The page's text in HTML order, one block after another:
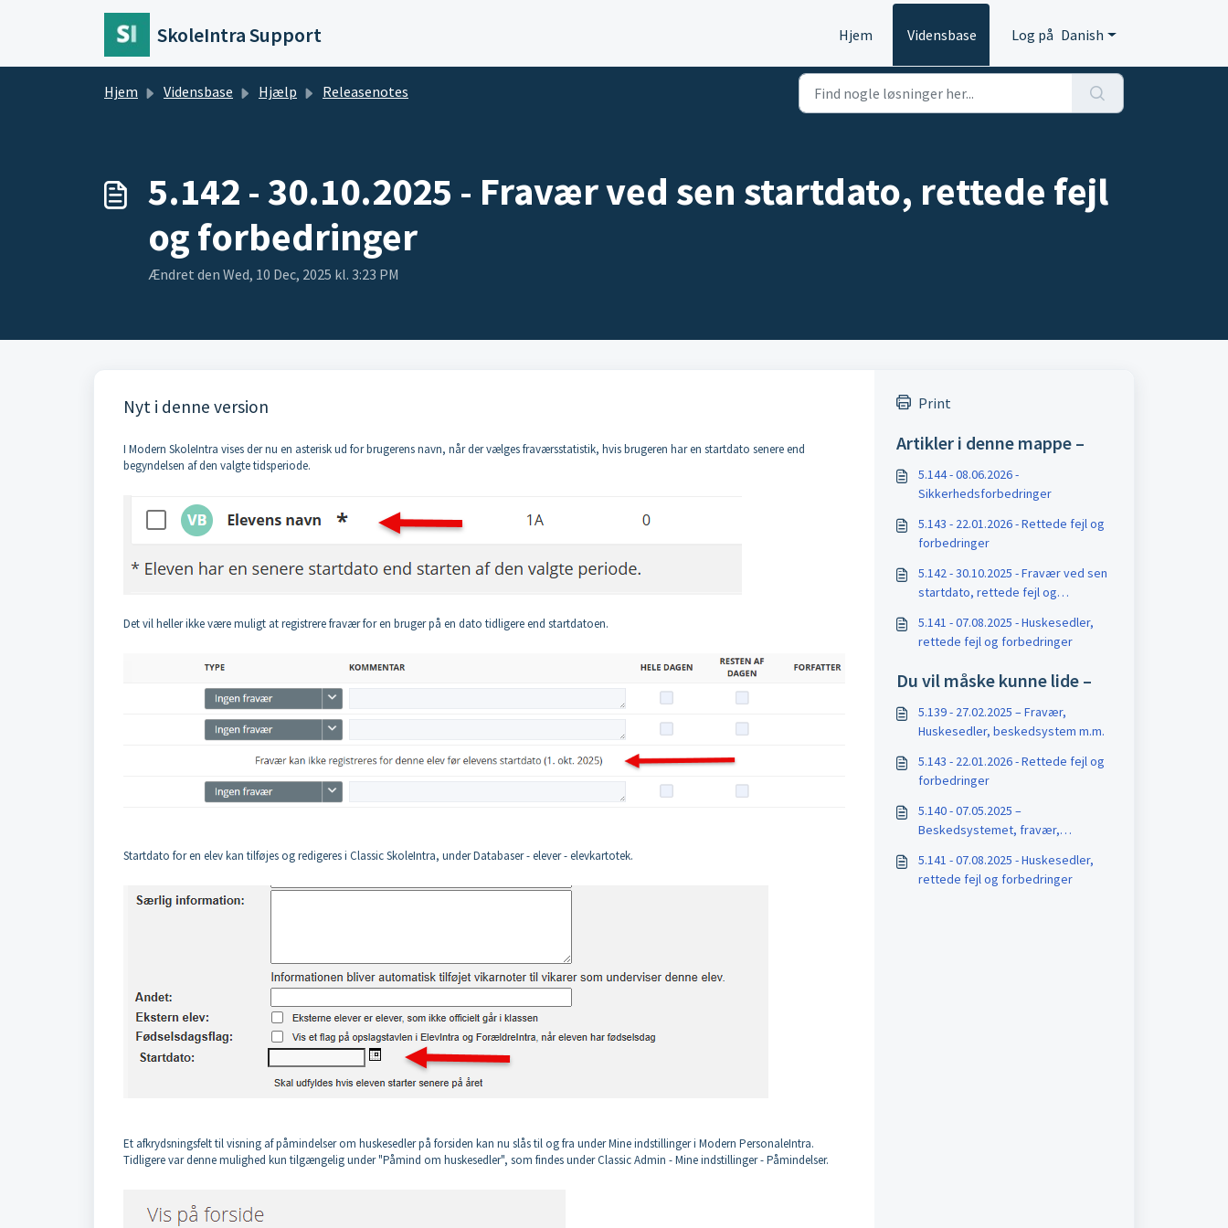
Gå til hovedindhold
SkoleIntra Support Hjem Vidensbase Log på Danish
Hjem Vidensbase Hjælp Releasenotes
5.142 - 30.10.2025 - Fravær ved sen startdato, rettede fejl
og forbedringer
Ændret den Wed, 10 Dec, 2025 kl. 3:23 PM
Nyt i denne version
I Modern SkoleIntra vises der nu en asterisk ud for brugerens navn, når der vælges fraværsstatistik, hvis brugeren har en startdato senere end
begyndelsen af den valgte tidsperiode.
Det vil heller ikke være muligt at registrere fravær for en bruger på en dato tidligere end startdatoen.
Startdato for en elev kan tilføjes og redigeres i Classic SkoleIntra, under Databaser - elever - elevkartotek.
Et afkrydsningsfelt til visning af påmindelser om huskesedler på forsiden kan nu slås til og fra under Mine indstillinger i Modern PersonaleIntra.
Tidligere var denne mulighed kun tilgængelig under "Påmind om huskesedler", som findes under Classic Admin - Mine indstillinger - Påmindelser.
Print
Artikler i denne mappe –
5.144 - 08.06.2026 -
Sikkerhedsforbedringer
5.143 - 22.01.2026 - Rettede fejl og
forbedringer
5.142 - 30.10.2025 - Fravær ved sen
startdato, rettede fejl og
5.141 - 07.08.2025 - Huskesedler,
rettede fejl og forbedringer
Du vil måske kunne lide –
5.139 - 27.02.2025 – Fravær,
Huskesedler, beskedsystem m.m.
5.143 - 22.01.2026 - Rettede fejl og
forbedringer
5.140 - 07.05.2025 –
Beskedsystemet, fravær,
5.141 - 07.08.2025 - Huskesedler,
rettede fejl og forbedringer